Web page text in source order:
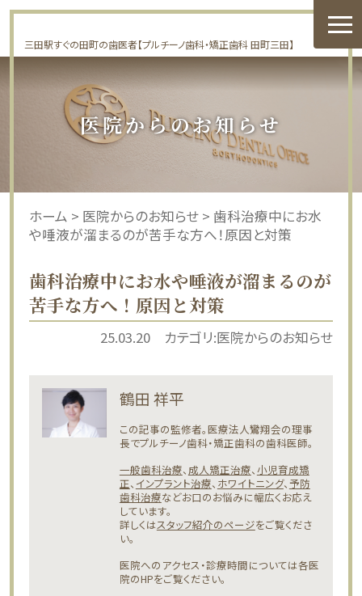
三田駅すぐの田町の歯医者【プルチーノ歯科・矯正歯科 田町三田】
医院からのお知らせ
ホーム > 医院からのお知らせ> 歯科治療中にお水
や唾液が溜まるのが苦手な方へ！原因と対策
歯科治療中にお水や唾液が溜まるのが
苦手な方へ！原因と対策
25.03.20 カテゴリ:医院からのお知らせ
鶴田 祥平
この記事の監修者。医療法人鸞翔会の理事
長でプルチーノ歯科・矯正歯科の歯科医師。
一般歯科治療、 成人矯正治療、 小児育成矯
正、 インプラント治療、 ホワイトニング、 予防
歯科治療などお口のお悩みに幅広くお応え
しています。
詳しくはスタッフ紹介のページをご覧くださ
い。
医院へのアクセス・診療時間については各医
院のHPをご覧ください。